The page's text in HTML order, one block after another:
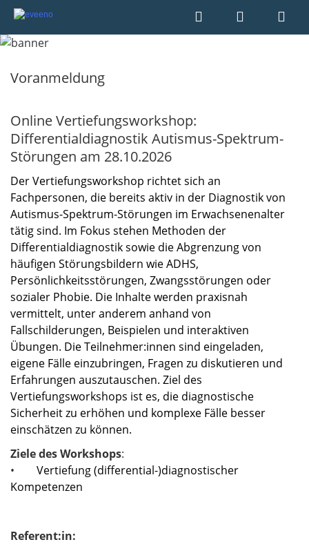
Voranmeldung
Online Vertiefungsworkshop:
Differentialdiagnostik Autismus-Spektrum-
Störungen am 28.10.2026
Der Vertiefungsworkshop richtet sich an
Fachpersonen, die bereits aktiv in der Diagnostik von
Autismus-Spektrum-Störungen im Erwachsenenalter
tätig sind. Im Fokus stehen Methoden der
Differentialdiagnostik sowie die Abgrenzung von
häufigen Störungsbildern wie ADHS,
Persönlichkeitsstörungen, Zwangsstörungen oder
sozialer Phobie. Die Inhalte werden praxisnah
vermittelt, unter anderem anhand von
Fallschilderungen, Beispielen und interaktiven
Übungen. Die Teilnehmer:innen sind eingeladen,
eigene Fälle einzubringen, Fragen zu diskutieren und
Erfahrungen auszutauschen. Ziel des
Vertiefungsworkshops ist es, die diagnostische
Sicherheit zu erhöhen und komplexe Fälle besser
einschätzen zu können.
Ziele des Workshops:
• Vertiefung (differential-)diagnostischer
Kompetenzen
Referent:in: